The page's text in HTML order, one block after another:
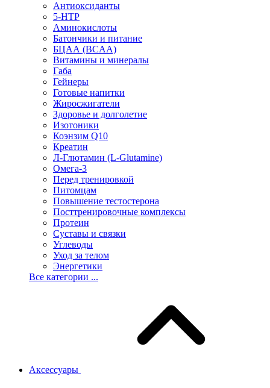
Антиоксиданты
5-HTP
Аминокислоты
Батончики и питание
БЦАА (BCAA)
Витамины и минералы
Габа
Гейнеры
Готовые напитки
Жиросжигатели
Здоровье и долголетие
Изотоники
Коэнзим Q10
Креатин
Л-Глютамин (L-Glutamine)
Омега-3
Перед тренировкой
Питомцам
Повышение тестостерона
Посттренировочные комплексы
Протеин
Суставы и связки
Углеводы
Уход за телом
Энергетики
Все категории ...
Аксессуары